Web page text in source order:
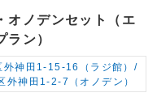
オノデンセット（エ
ラン）
外神田1-15-16（ラジ館）/
外神田1-2-7（オノデン）